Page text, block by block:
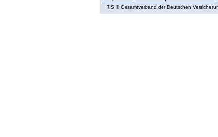
TIS © Gesamtverband der Deutschen